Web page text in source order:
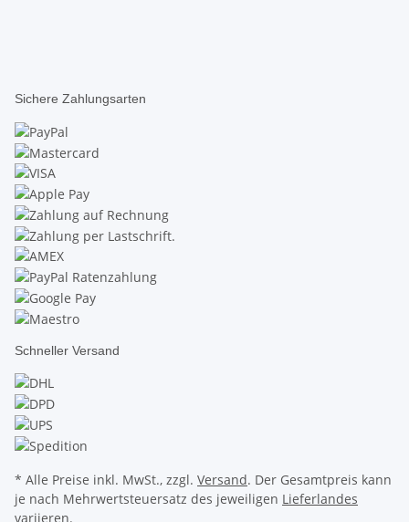
Sichere Zahlungsarten
Schneller Versand
* Alle Preise inkl. MwSt., zzgl. Versand. Der Gesamtpreis kann
je nach Mehrwertsteuersatz des jeweiligen Lieferlandes
variieren.